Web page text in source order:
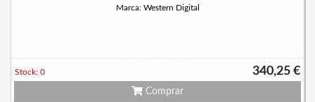
Marca: Western Digital
340,25 €
Stock: 0
Comprar